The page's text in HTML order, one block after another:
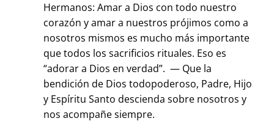
Hermanos: Amar a Dios con todo nuestro
corazón y amar a nuestros prójimos como a
nosotros mismos es mucho más importante
que todos los sacrificios rituales. Eso es
“adorar a Dios en verdad”. — Que la
bendición de Dios todopoderoso, Padre, Hijo
y Espíritu Santo descienda sobre nosotros y
nos acompañe siempre.